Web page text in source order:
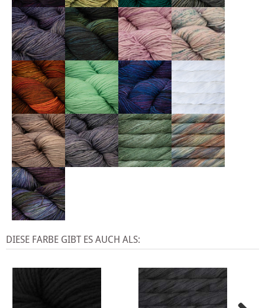
DIESE FARBE GIBT ES AUCH ALS: